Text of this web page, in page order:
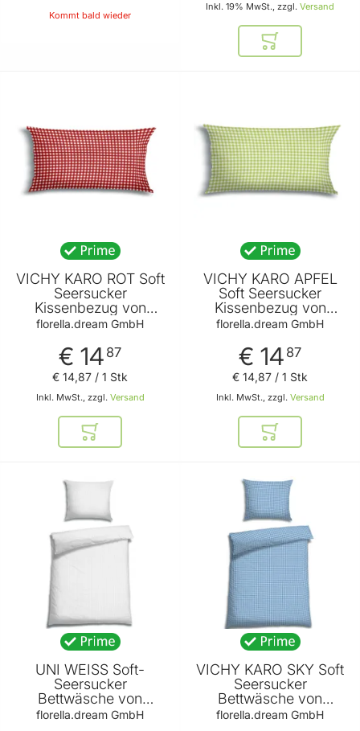
Kommt bald wieder
Inkl. 19% MwSt., zzgl. Versand
In den
VICHY KARO ROT Soft
Seersucker
Kissenbezug von
FLORELLA
florella.dream GmbH
€ 14 87
Inkl. MwSt., zzgl. Versand
€ 14,87 / 1 Stk
In den Warenkorb
VICHY KARO APFEL
Soft Seersucker
Kissenbezug von
FLORELLA
florella.dream GmbH
€ 14 87
Inkl. MwSt., zzgl. Versand
€ 14,87 / 1 Stk
In den
UNI WEISS Soft-
Seersucker
Bettwäsche von
FLORELLA
florella.dream GmbH
VICHY KARO SKY Soft
Seersucker
Bettwäsche von
FLORELLA
florella.dream GmbH